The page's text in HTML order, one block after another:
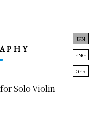
JPN
ENG
GER
for Solo Violin